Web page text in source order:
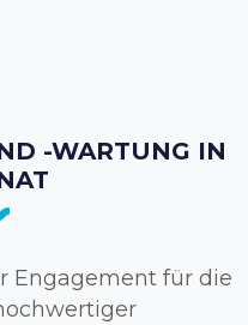
-WARTUNG IN
Engagement für die